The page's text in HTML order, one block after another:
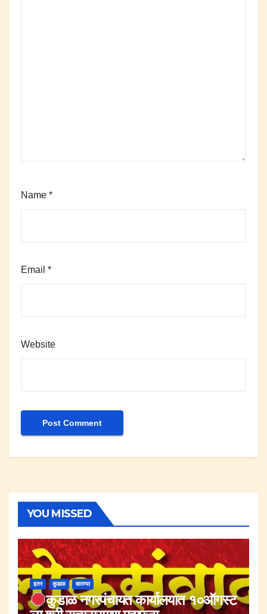
Name *
Email *
Website
YOU MISSED
इतर कुडाळ बातम्या
कुडाळ नगरपंचायत कार्यालयात १०ऑगस्ट